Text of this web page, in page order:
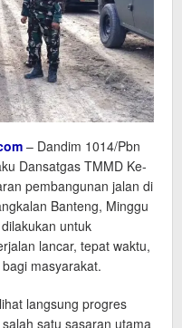
– Dandim 1014/Pbn
Dansatgas TMMD Ke-
pembangunan jalan di
Banteng, Minggu
untuk
lancar, tepat waktu,
masyarakat.
langsung progres
satu sasaran utama